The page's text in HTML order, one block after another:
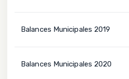
Balances Municipales 2019
Balances Municipales 2020